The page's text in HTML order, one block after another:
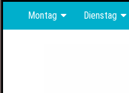
Montag Dienstag